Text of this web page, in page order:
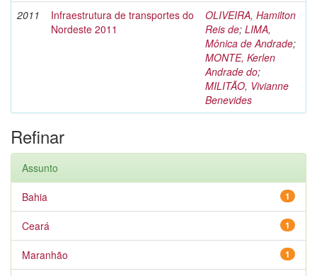
2011
Infraestrutura de transportes do
Nordeste 2011
OLIVEIRA, Hamilton
Reis de; LIMA,
Mônica de Andrade;
MONTE, Kerlen
Andrade do;
MILITÃO, Vivianne
Benevides
Refinar
Assunto
1
Bahia
1
Ceará
1
Maranhão